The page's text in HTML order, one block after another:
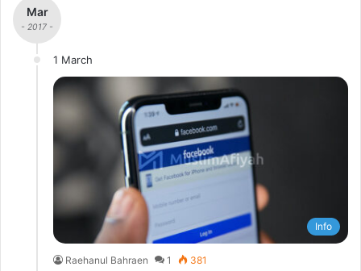
Mar
- 2017 -
1 March
Info
Raehanul Bahraen 1 381